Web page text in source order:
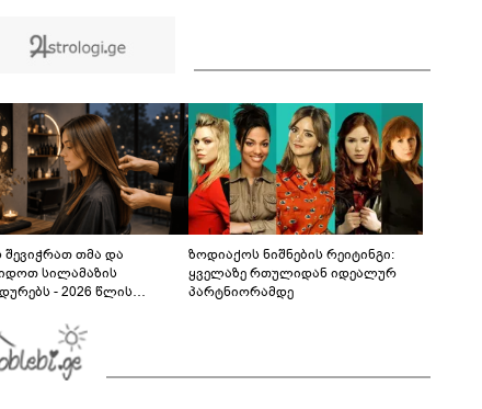
ცნობენ
თმა და
სილამაზის
- 2026 წლის
ზოდიაქოს ნიშნების რეიტინგი:
ყველაზე რთულიდან იდეალურ
პარტნიორამდე